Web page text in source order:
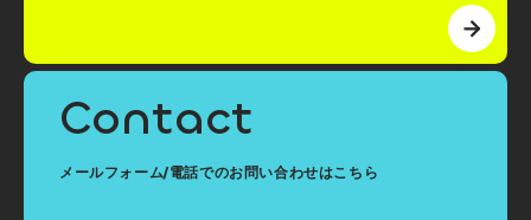
Contact
メールフォーム/電話でのお問い合わせはこちら